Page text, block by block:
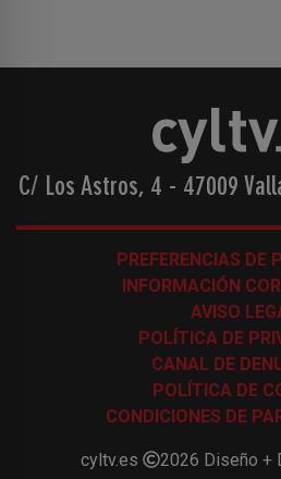
C/ Los Astros, 4 - 47009
PREFERENCIAS DE
INFORMACIÓN
AVISO
POLÍTICA DE
CANAL DE
POLÍTICA DE
CONDICIONES DE
cyltv.es 2026 Diseño +